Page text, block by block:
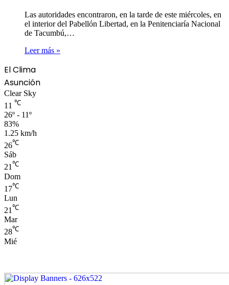
Las autoridades encontraron, en la tarde de este miércoles, en
el interior del Pabellón Libertad, en la Penitenciaría Nacional
de Tacumbú,…
Leer más »
El Clima
Asunción
Clear Sky
11 ℃
26º - 11º
83%
1.25 km/h
26℃
Sáb
21℃
Dom
17℃
Lun
21 ℃
Mar
28℃
Mié